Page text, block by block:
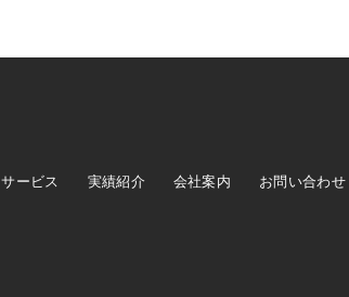
サービス 実績紹介 会社案内 お問い合わせ